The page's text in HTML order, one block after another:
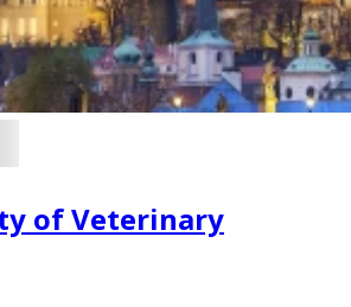
of Veterinary